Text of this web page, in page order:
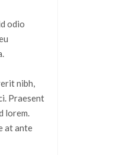
odio
nibh,
Praesent
lorem.
at ante